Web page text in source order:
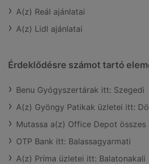
A(z) Reál ajánlatai
A(z) Lidl ajánlatai
Érdeklődésre számot tartó
Benu Gyógyszertárak itt: Szegedi
A(z) Gyöngy Patikak üzletei itt:
Mutassa a(z) Office Depot
OTP Bank itt: Balassagyarmati
A(z) Príma üzletei itt: Balatonakali